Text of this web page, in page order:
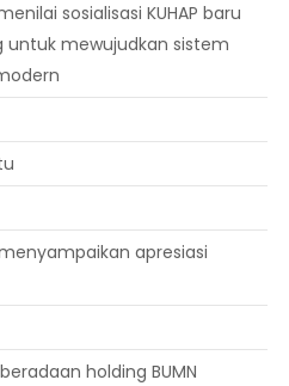
sosialisasi KUHAP baru
mewujudkan sistem
menyampaikan apresiasi
holding BUMN